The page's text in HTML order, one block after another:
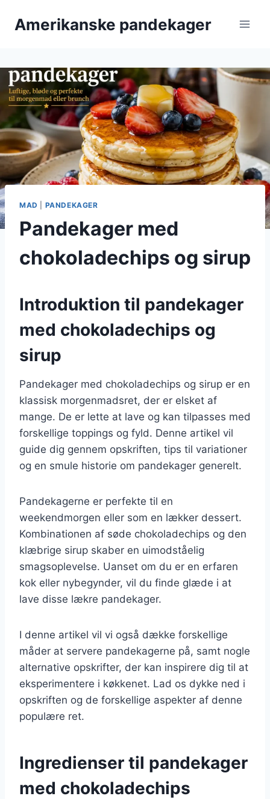
Amerikanske pandekager
MAD PANDEKAGER
Pandekager med
chokoladechips og sirup
Introduktion til pandekager
med chokoladechips og
sirup
Pandekager med chokoladechips og sirup er en
klassisk morgenmadsret, der er elsket af
mange. De er lette at lave og kan tilpasses med
forskellige toppings og fyld. Denne artikel vil
guide dig gennem opskriften, tips til variationer
og en smule historie om pandekager generelt.
Pandekagerne er perfekte til en
weekendmorgen eller som en lækker dessert.
Kombinationen af søde chokoladechips og den
klæbrige sirup skaber en uimodståelig
smagsoplevelse. Uanset om du er en erfaren
kok eller nybegynder, vil du finde glæde i at
lave disse lækre pandekager.
I denne artikel vil vi også dække forskellige
måder at servere pandekagerne på, samt nogle
alternative opskrifter, der kan inspirere dig til at
eksperimentere i køkkenet. Lad os dykke ned i
opskriften og de forskellige aspekter af denne
populære ret.
Ingredienser til pandekager
med chokoladechips